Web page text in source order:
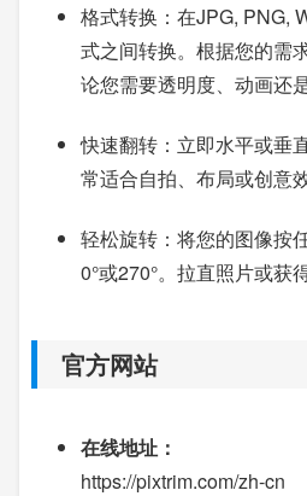
格式转换：在JPG, PNG,
式之间转换。根据您的需
论您需要透明度、动画还
快速翻转：立即水平或垂
常适合自拍、布局或创意效
轻松旋转：将您的图像按
0°或270°。拉直照片或获
官方网站
在线地址：
https://pixtrim.com/zh-cn